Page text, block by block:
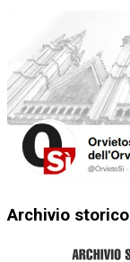
Archivio storico